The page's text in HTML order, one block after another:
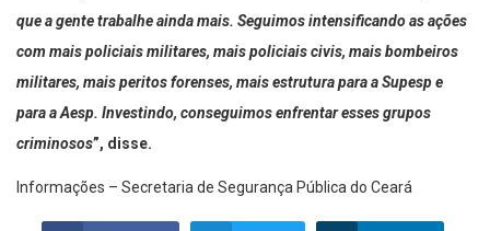
que a gente trabalhe ainda mais. Seguimos intensificando as ações
com mais policiais militares, mais policiais civis, mais bombeiros
militares, mais peritos forenses, mais estrutura para a Supesp e
para a Aesp. Investindo, conseguimos enfrentar esses grupos
criminosos”, disse.
Informações – Secretaria de Segurança Pública do Ceará